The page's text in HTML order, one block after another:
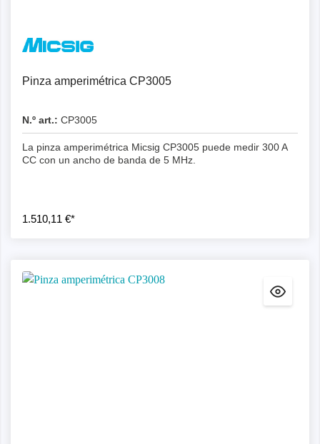
Pinza amperimétrica CP3005
N.º art.: CP3005
La pinza amperimétrica Micsig CP3005 puede medir 300 A
CC con un ancho de banda de 5 MHz.
1.510,11 €*